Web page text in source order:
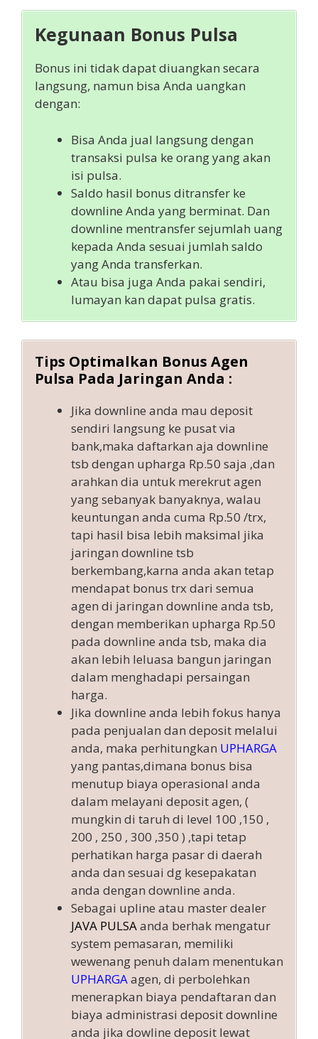
Kegunaan Bonus Pulsa
Bonus ini tidak dapat diuangkan secara
langsung, namun bisa Anda uangkan
dengan:
Bisa Anda jual langsung dengan
transaksi pulsa ke orang yang akan
isi pulsa.
Saldo hasil bonus ditransfer ke
downline Anda yang berminat. Dan
downline mentransfer sejumlah uang
kepada Anda sesuai jumlah saldo
yang Anda transferkan.
Atau bisa juga Anda pakai sendiri,
lumayan kan dapat pulsa gratis.
Tips Optimalkan Bonus Agen
Pulsa Pada Jaringan Anda :
Jika downline anda mau deposit
sendiri langsung ke pusat via
bank,maka daftarkan aja downline
tsb dengan upharga Rp.50 saja ,dan
arahkan dia untuk merekrut agen
yang sebanyak banyaknya, walau
keuntungan anda cuma Rp.50 /trx,
tapi hasil bisa lebih maksimal jika
jaringan downline tsb
berkembang,karna anda akan tetap
mendapat bonus trx dari semua
agen di jaringan downline anda tsb,
dengan memberikan upharga Rp.50
pada downline anda tsb, maka dia
akan lebih leluasa bangun jaringan
dalam menghadapi persaingan
harga.
Jika downline anda lebih fokus hanya
pada penjualan dan deposit melalui
anda, maka perhitungkan UPHARGA
yang pantas,dimana bonus bisa
menutup biaya operasional anda
dalam melayani deposit agen, (
mungkin di taruh di level 100 ,150 ,
200 , 250 , 300 ,350 ) ,tapi tetap
perhatikan harga pasar di daerah
anda dan sesuai dg kesepakatan
anda dengan downline anda.
Sebagai upline atau master dealer
JAVA PULSAanda berhak mengatur
system pemasaran, memiliki
wewenang penuh dalam menentukan
UPHARGAagen, di perbolehkan
menerapkan biaya pendaftaran dan
biaya administrasi deposit downline
anda jika dowline deposit lewat